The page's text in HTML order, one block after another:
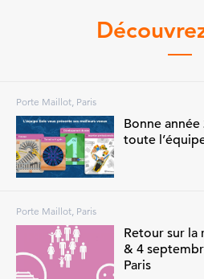
Porte Maillot, Paris
Bonne
toute
Porte Maillot, Paris
Retour sur la
& 4
Paris